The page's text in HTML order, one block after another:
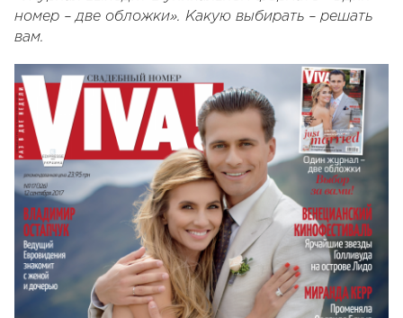
номер – две обложки». Какую выбирать – решать
вам.